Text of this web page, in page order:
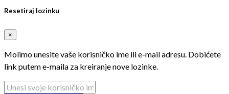
Resetiraj lozinku
×
Molimo unesite vaše korisničko ime ili e-mail adresu. Dobićete
link putem e-maila za kreiranje nove lozinke.